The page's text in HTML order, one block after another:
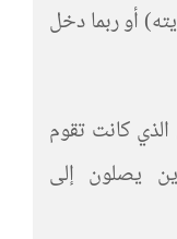
أو ربما دخل
كانت تقوم
يصلون إلى